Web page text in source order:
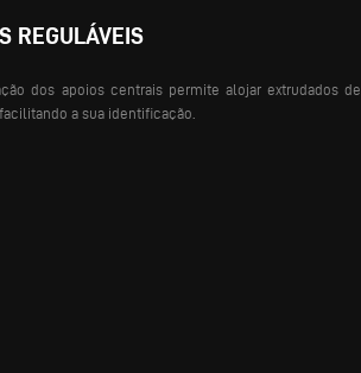
REGULÁVEIS
dos apoios centrais permite alojar extrudados de
a sua identificação.